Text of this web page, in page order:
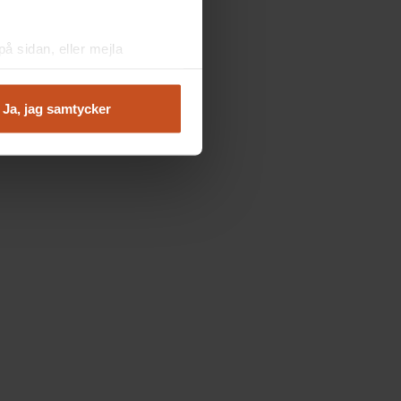
sidan, eller mejla
Ja, jag samtycker